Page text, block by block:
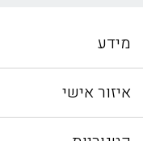
מידע
איזור אישי